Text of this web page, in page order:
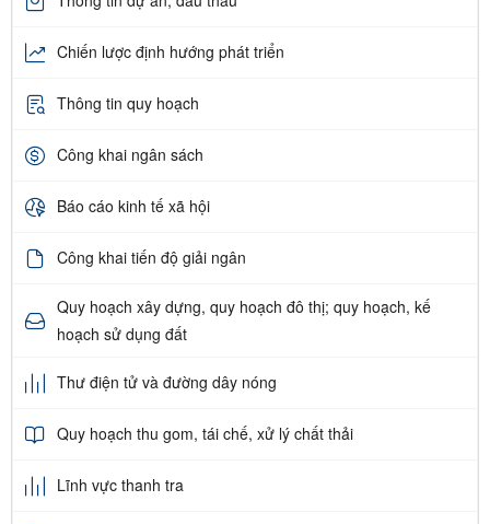
Chiến lược định hướng phát triển
Thông tin quy hoạch
Công khai ngân sách
Báo cáo kinh tế xã hội
Công khai tiến độ giải ngân
Quy hoạch xây dựng, quy hoạch đô thị; quy hoạch, kế
hoạch sử dụng đất
Thư điện tử và đường dây nóng
Quy hoạch thu gom, tái chế, xử lý chất thải
Lĩnh vực thanh tra